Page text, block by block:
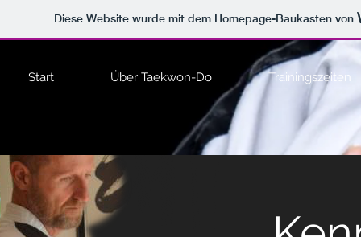
Diese Website wurde mit dem Homepage-Baukasten von
Start Über Taekwon-Do Trainingszeiten